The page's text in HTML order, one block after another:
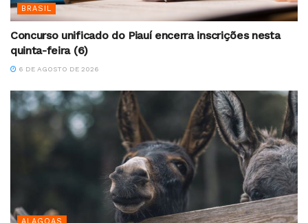
BRASIL
Concurso unificado do Piauí encerra inscrições nesta
quinta-feira (6)
6 DE AGOSTO DE 2026
ALAGOAS